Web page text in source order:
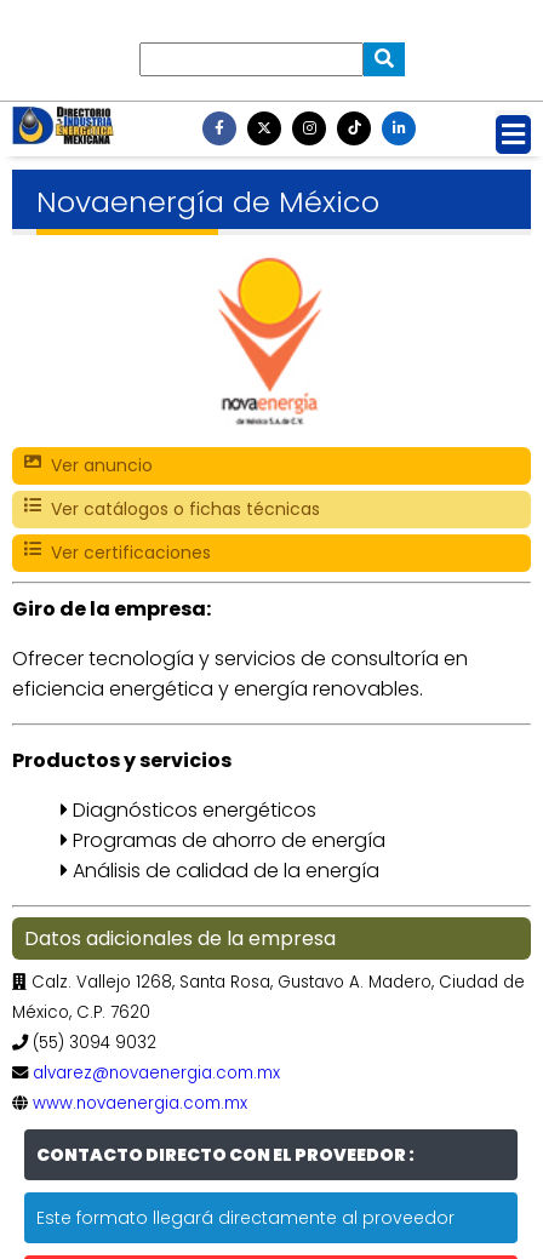
Novaenergía de México
Ver anuncio
Ver catálogos o fichas técnicas
Ver certificaciones
Giro de la empresa:
Ofrecer tecnología y servicios de consultoría en
eficiencia energética y energía renovables.
Productos y servicios
Diagnósticos energéticos
Programas de ahorro de energía
Análisis de calidad de la energía
Datos adicionales de la empresa
Calz. Vallejo 1268, Santa Rosa, Gustavo A. Madero, Ciudad de
México, C.P. 7620
(55) 3094 9032
alvarez@novaenergia.com.mx
www.novaenergia.com.mx
CONTACTO DIRECTO CON EL PROVEEDOR :
Este formato llegará directamente al proveedor